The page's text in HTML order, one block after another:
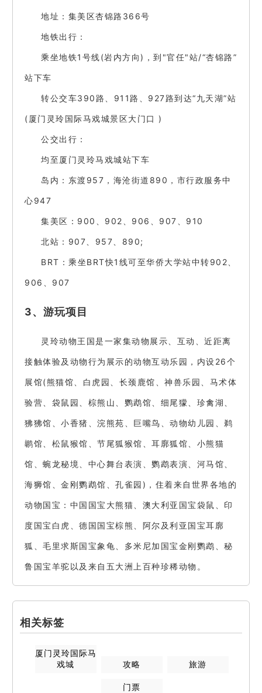
地址：集美区杏锦路366号
地铁出行：
乘坐地铁1号线(岩内方向)，到"官任"站/“杏锦路”
站下车
转公交车390路、911路、927路到达“九天湖”站
(厦门灵玲国际马戏城景区大门口 )
公交出行：
均至厦门灵玲马戏城站下车
岛内：东渡957，海沧街道890，市行政服务中
心947
集美区：900、902、906、907、910
北站：907、957、890;
BRT：乘坐BRT快1线可至华侨大学站中转902、
906、907
3、游玩项目
灵玲动物王国是一家集动物展示、互动、近距离
接触体验及动物行为展示的动物互动乐园，内设26个
展馆(熊猫馆、白虎园、长颈鹿馆、神兽乐园、马术体
验营、袋鼠园、棕熊山、鹦鹉馆、细尾獴、珍禽湖、
狒狒馆、小香猪、浣熊苑、巨嘴鸟、动物幼儿园、鹈
鹕馆、松鼠猴馆、节尾狐猴馆、耳廓狐馆、小熊猫
馆、蜿龙秘境、中心舞台表演、鹦鹉表演、河马馆、
海狮馆、金刚鹦鹉馆、孔雀园)，住着来自世界各地的
动物国宝：中国国宝大熊猫、澳大利亚国宝袋鼠、印
度国宝白虎、德国国宝棕熊、阿尔及利亚国宝耳廓
狐、毛里求斯国宝象龟、多米尼加国宝金刚鹦鹉、秘
鲁国宝羊驼以及来自五大洲上百种珍稀动物。
相关标签
厦门灵玲国际马
戏城
攻略 旅游
门票